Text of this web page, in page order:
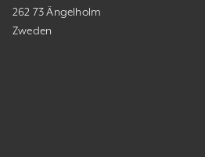
262 73 Ängelholm
Zweden